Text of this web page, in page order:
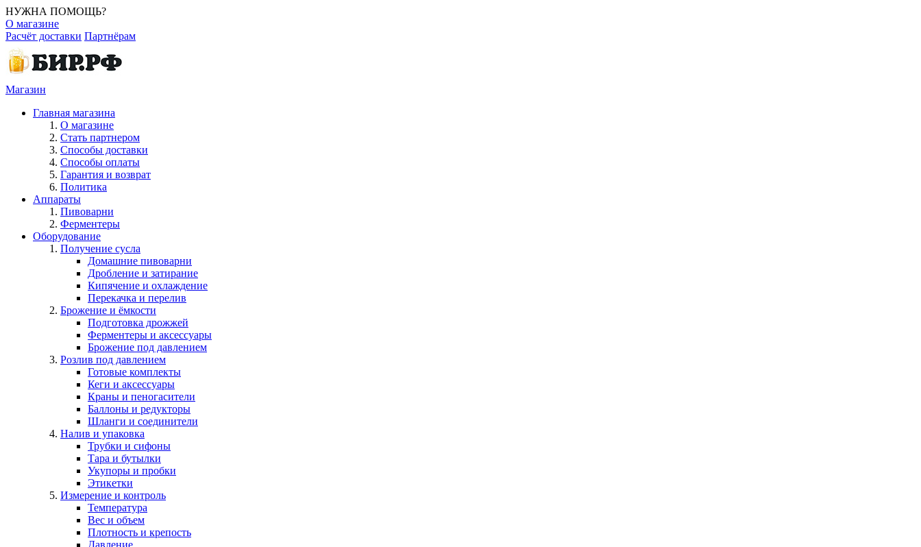
НУЖНА ПОМОЩЬ?
О магазине
Расчёт доставки Партнёрам
Магазин
Главная магазина
О магазине
Стать партнером
Способы доставки
Способы оплаты
Гарантия и возврат
Политика
Аппараты
Пивоварни
Ферментеры
Оборудование
Получение сусла
Домашние пивоварни
Дробление и затирание
Кипячение и охлаждение
Перекачка и перелив
Брожение и ёмкости
Подготовка дрожжей
Ферментеры и аксессуары
Брожение под давлением
Розлив под давлением
Готовые комплекты
Кеги и аксессуары
Краны и пеногасители
Баллоны и редукторы
Шланги и соединители
Налив и упаковка
Трубки и сифоны
Тара и бутылки
Укупоры и пробки
Этикетки
Измерение и контроль
Температура
Вес и объем
Плотность и крепость
Давление